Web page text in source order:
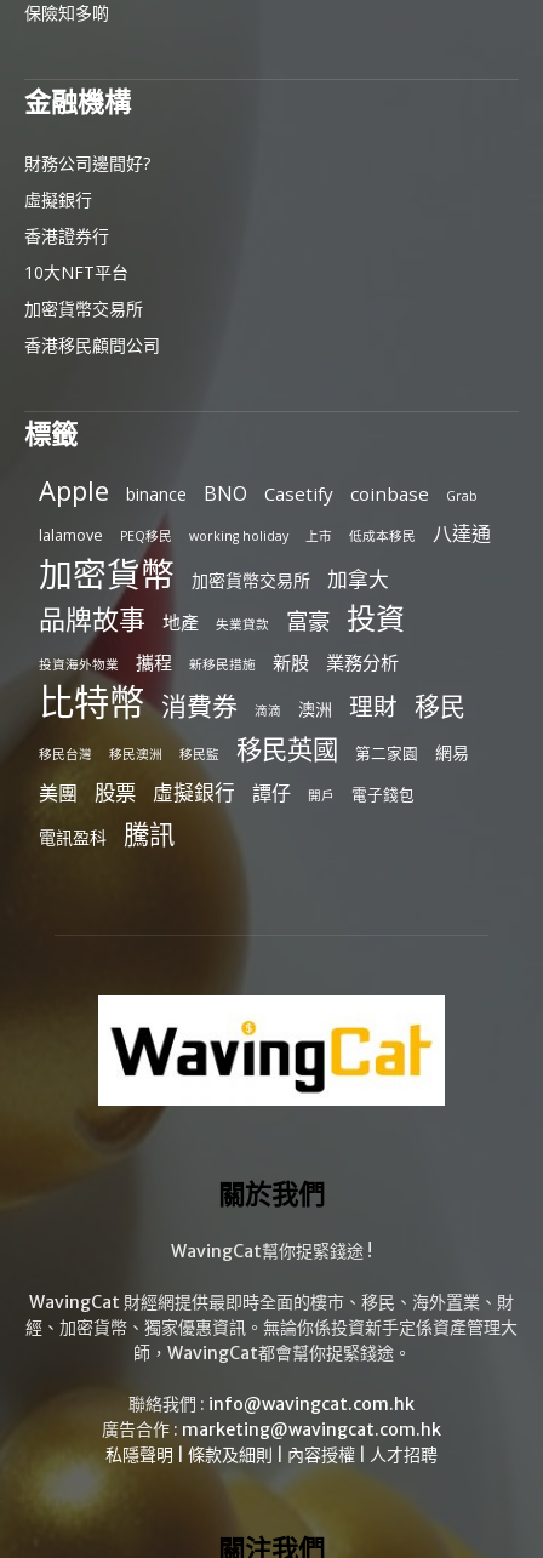
保險知多啲
金融機構
財務公司邊間好?
虛擬銀行
香港證券行
10大NFT平台
加密貨幣交易所
香港移民顧問公司
標籤
Apple binance BNO Casetify coinbase Grab
lalamove PEQ移民 working holiday 上市 低成本移民 八達通
加密貨幣 加密貨幣交易所 加拿大
品牌故事 地產 失業貸款 富豪 投資
投資海外物業 攜程 新移民措施 新股 業務分析
比特幣 消費券 滴滴 澳洲 理財 移民
移民台灣 移民澳洲 移民監 移民英國 第二家園 網易
美團 股票 虛擬銀行 譚仔 開戶 電子錢包
電訊盈科 騰訊
關於我們
WavingCat幫你捉緊錢途 !
WavingCat 財經網提供最即時全面的樓市、移民、海外置業、財
經、加密貨幣、獨家優惠資訊。無論你係投資新手定係資產管理大
師，WavingCat都會幫你捉緊錢途。
聯絡我們 : info@wavingcat.com.hk
廣告合作 : marketing@wavingcat.com.hk
私隱聲明
條款及細則 內容授權 人才招聘
關注我們